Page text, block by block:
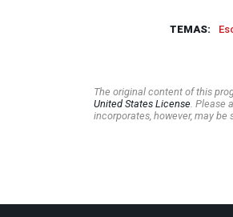
TEMAS:
The original content of this
United States License .
incorporates, however, may